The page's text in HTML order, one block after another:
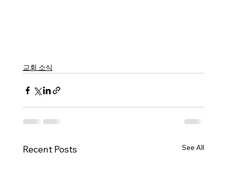
교회 소식
Recent Posts See All